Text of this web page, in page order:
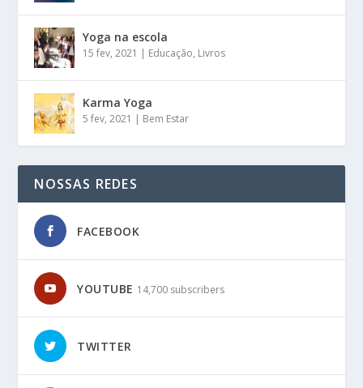
Yoga na escola
15 fev, 2021 | Educação, Livros
Karma Yoga
5 fev, 2021 | Bem Estar
NOSSAS REDES
FACEBOOK
YOUTUBE 14,700 subscribers
TWITTER